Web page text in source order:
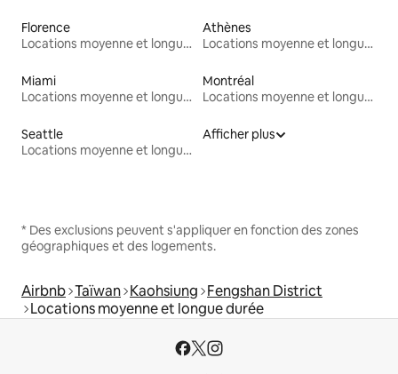
Florence
Locations moyenne et longue durée
Athènes
Locations moyenne et longue durée
Miami
Locations moyenne et longue durée
Montréal
Locations moyenne et longue durée
Seattle
Locations moyenne et longue durée
Afficher plus
* Des exclusions peuvent s'appliquer en fonction des zones
géographiques et des logements.
Airbnb Taïwan Kaohsiung Fengshan District
Locations moyenne et longue durée